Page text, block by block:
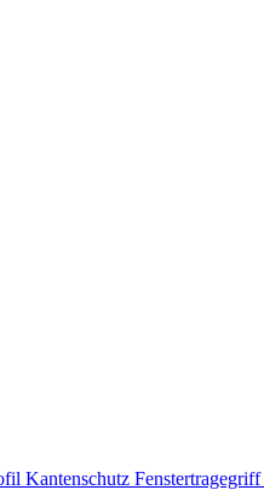
Kantenschutz Fenstertragegriff